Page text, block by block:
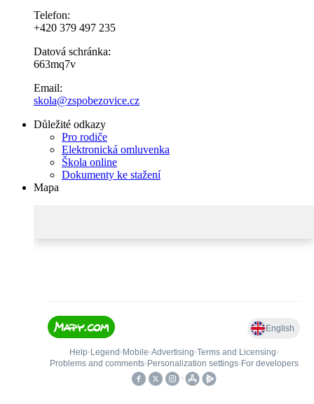
Telefon:
+420 379 497 235
Datová schránka:
663mq7v
Email:
skola@zspobezovice.cz
Důležité odkazy
Pro rodiče
Elektronická omluvenka
Škola online
Dokumenty ke stažení
Mapa